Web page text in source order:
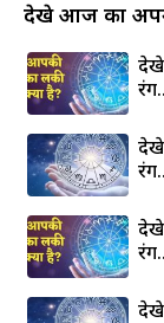
देखे आज का